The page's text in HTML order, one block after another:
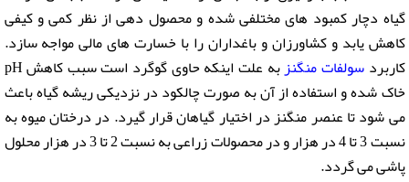
گیاه دچار کمبود های مختلفی شده و محصول دهی از نظر کمی و کیفی
کاهش یابد و کشاورزان و باغداران را با خسارت های مالی مواجه سازد.
کاربردسولفات منگنز
به علت اینکه حاوی گوگرد است سبب کاهش pH
خاک شده و استفاده از آن به صورت چالکود در نزدیکی ریشه گیاه باعث
می شود تا عنصر منگنز در اختیار گیاهان قرار گیرد. در درختان میوه به
نسبت 3 تا 4 در هزار و در محصولات زراعی به نسبت 2 تا 3 در هزار محلول
پاشی می گردد.